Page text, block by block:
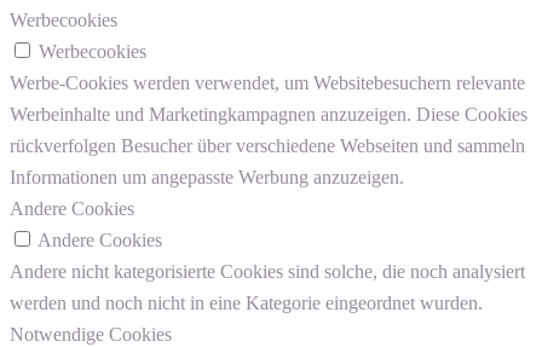
Werbecookies
Werbecookies
Werbe-Cookies werden verwendet, um Websitebesuchern relevante
Werbeinhalte und Marketingkampagnen anzuzeigen. Diese Cookies
rückverfolgen Besucher über verschiedene Webseiten und sammeln
Informationen um angepasste Werbung anzuzeigen.
Andere Cookies
Andere Cookies
Andere nicht kategorisierte Cookies sind solche, die noch analysiert
werden und noch nicht in eine Kategorie eingeordnet wurden.
Notwendige Cookies